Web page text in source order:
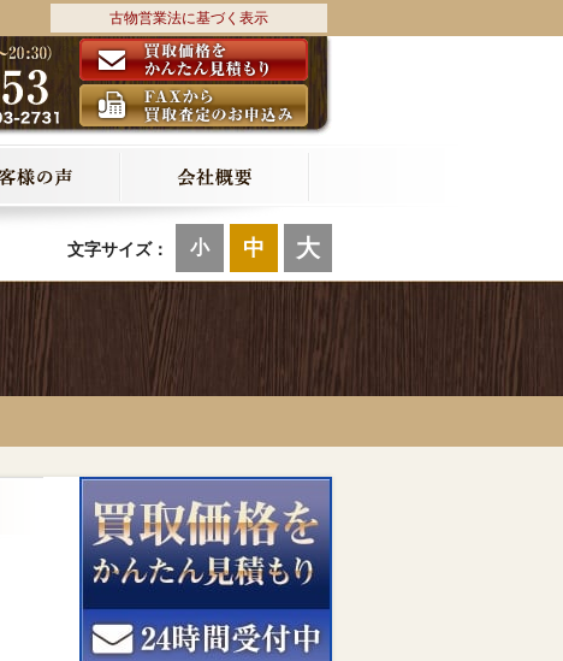
古物営業法に基づく表示
文字サイズ： 小 中 大